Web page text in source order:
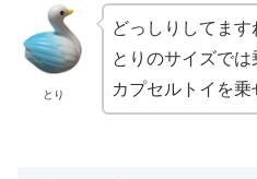
とり
どっしりしてます
とりのサイズで
カプセルトイを乗